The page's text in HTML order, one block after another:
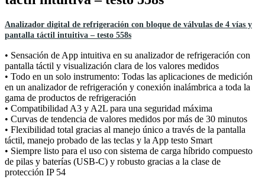
Analizador digital de refrigeración con bloque de válvulas de 4 vías y
pantalla táctil intuitiva – testo 558s
• Sensación de App intuitiva en su analizador de refrigeración con
pantalla táctil y visualización clara de los valores medidos
• Todo en un solo instrumento: Todas las aplicaciones de medición
en un analizador de refrigeración y conexión inalámbrica a toda la
gama de productos de refrigeración
• Compatibilidad A3 y A2L para una seguridad máxima
• Curvas de tendencia de valores medidos por más de 30 minutos
• Flexibilidad total gracias al manejo único a través de la pantalla
táctil, manejo probado de las teclas y la App testo Smart
• Siempre listo para el uso con sistema de carga híbrido compuesto
de pilas y baterías (USB-C) y robusto gracias a la clase de
protección IP 54